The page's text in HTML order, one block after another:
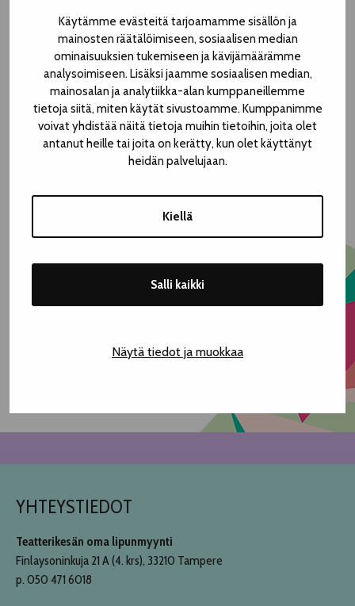
Käytämme evästeitä tarjoamamme sisällön ja
mainosten räätälöimiseen, sosiaalisen median
ominaisuuksien tukemiseen ja kävijämäärämme
analysoimiseen. Lisäksi jaamme sosiaalisen median,
mainosalan ja analytiikka-alan kumppaneillemme
tietoja siitä, miten käytät sivustoamme. Kumppanimme
voivat yhdistää näitä tietoja muihin tietoihin, joita olet
antanut heille tai joita on kerätty, kun olet käyttänyt
heidän palvelujaan.
Kiellä
Salli kaikki
Näytä tiedot ja muokkaa
Vapaa pääsy
To 8.8. klo 19.00
Kokonaiskesto klo 19.00-20.30
YHTEYSTIEDOT
Teatterikesän oma lipunmyynti
Finlaysoninkuja 21 A (4. krs), 33210 Tampere
p. 050 471 6018